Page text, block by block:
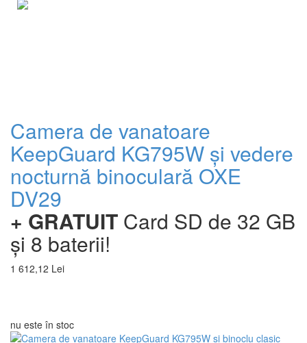
Camera de vanatoare
KeepGuard KG795W și vedere
nocturnă binoculară OXE
DV29
+ GRATUIT Card SD de 32 GB
și 8 baterii!
1 612,12 Lei
nu este în stoc